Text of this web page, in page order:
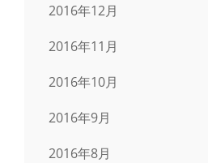
2016年12月
2016年11月
2016年10月
2016年9月
2016年8月